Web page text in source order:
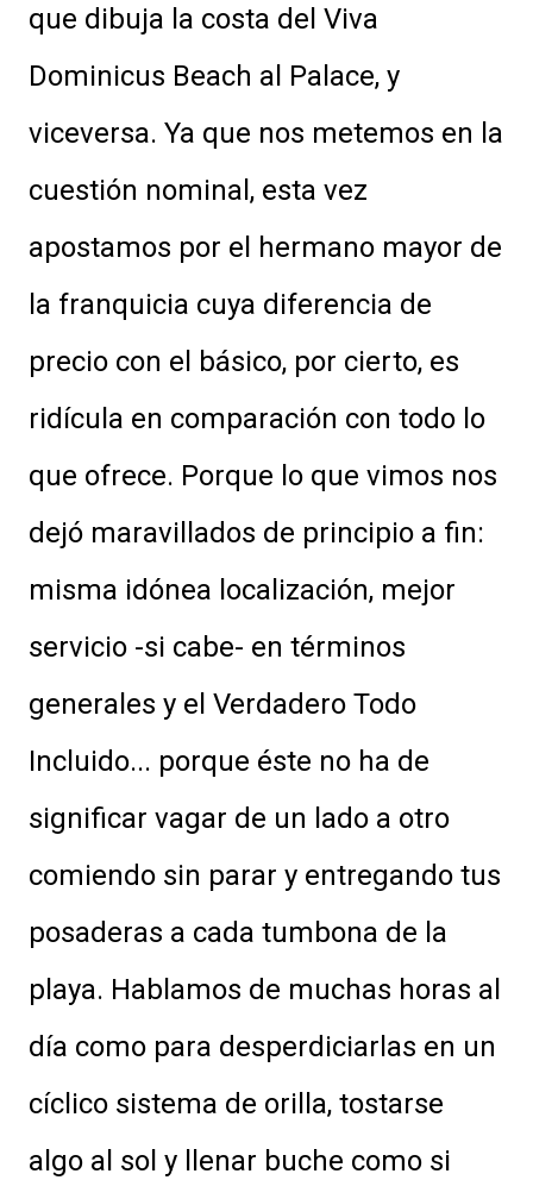
que dibuja la costa del Viva
Dominicus Beach al Palace, y
viceversa. Ya que nos metemos en la
cuestión nominal, esta vez
apostamos por el hermano mayor de
la franquicia cuya diferencia de
precio con el básico, por cierto, es
ridícula en comparación con todo lo
que ofrece. Porque lo que vimos nos
dejó maravillados de principio a fin:
misma idónea localización, mejor
servicio -si cabe- en términos
generales y el Verdadero Todo
Incluido... porque éste no ha de
significar vagar de un lado a otro
comiendo sin parar y entregando tus
posaderas a cada tumbona de la
playa. Hablamos de muchas horas al
día como para desperdiciarlas en un
cíclico sistema de orilla, tostarse
algo al sol y llenar buche como si